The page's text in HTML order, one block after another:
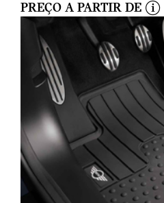
PREÇO A PARTIR DE
i
n
f
o